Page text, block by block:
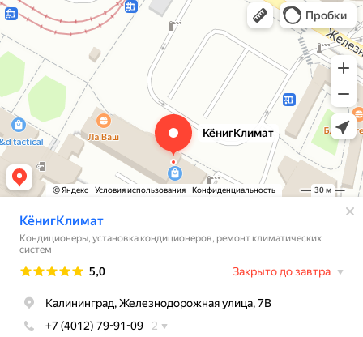
Кондиционеры в Калининграде
Установка кондиционеров в Калининграде